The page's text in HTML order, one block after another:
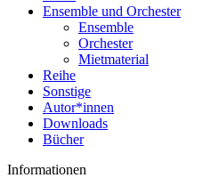
Ensemble und Orchester
Ensemble
Orchester
Mietmaterial
Reihe
Sonstige
Autor*innen
Downloads
Bücher
Informationen